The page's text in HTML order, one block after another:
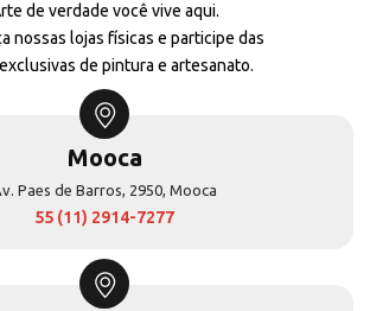
de verdade você vive aqui.
nossas lojas físicas e participe das
de pintura e artesanato.
Mooca
Paes de Barros, 2950, Mooca
55 (11) 2914-7277